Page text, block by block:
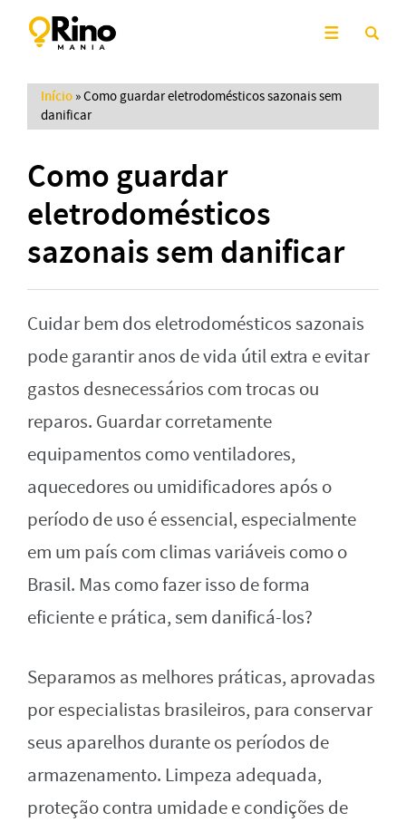
Início »Como guardar eletrodomésticos sazonais sem
danificar
Como guardar
eletrodomésticos
sazonais sem danificar
Cuidar bem dos eletrodomésticos sazonais
pode garantir anos de vida útil extra e evitar
gastos desnecessários com trocas ou
reparos. Guardar corretamente
equipamentos como ventiladores,
aquecedores ou umidificadores após o
período de uso é essencial, especialmente
em um país com climas variáveis como o
Brasil. Mas como fazer isso de forma
eficiente e prática, sem danificá-los?
Separamos as melhores práticas, aprovadas
por especialistas brasileiros, para conservar
seus aparelhos durante os períodos de
armazenamento. Limpeza adequada,
proteção contra umidade e condições de